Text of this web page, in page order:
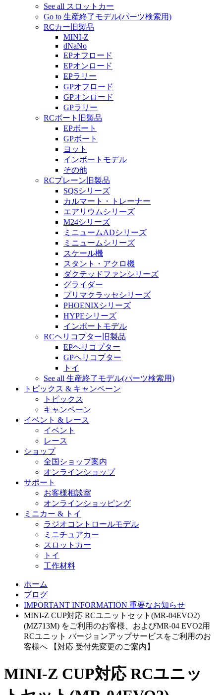
See all スロットカー
Go to 生産終了モデル(パーツ検索用)
RCカー旧製品
MINI-Z
dNaNo
EPオフロード
EPオンロード
EPラリー
GPオフロード
GPオンロード
GPラリー
RCボート旧製品
EPボート
GPボート
ヨット
インポートモデル
その他
RCプレーン旧製品
SQSシリーズ
カルマート・トレーナー
エアリウムシリーズ
M24シリーズ
ミニュームADシリーズ
ミニュームシリーズ
スケール機
スタント・アクロ機
ダクテッドファンシリーズ
グライダー
プリマクラッセシリーズ
PHOENIXシリーズ
HYPEシリーズ
インポートモデル
RCヘリコプター旧製品
EPヘリコプター
GPヘリコプター
トイ
See all 生産終了モデル(パーツ検索用)
トピックス & キャンペーン
トピックス
キャンペーン
イベント & レース
イベント
レース
ショップ
全国ショップ案内
オンラインショップ
サポート
お客様相談室
オンラインショッピング
ミニカー & トイ
ラジオコントロールモデル
ミニチュアカー
スロットカー
トイ
工作材料
ホーム
ブログ
IMPORTANT INFORMATION 重要なお知らせ
MINI-Z CUP対応 RCユニットセット(MR-04EVO2)
(MZ713M) をご利用のお客様、およびMR-04 EVO2用
RCユニット バージョンアップサービスをご利用のお
客様へ 【対応 受付先変更のご案内】
MINI-Z CUP対応 RCユニッ